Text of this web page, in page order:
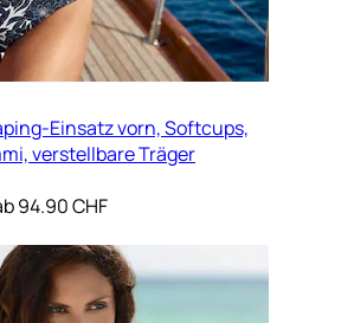
Einsatz vorn, Softcups,
verstellbare Träger
94.90 CHF